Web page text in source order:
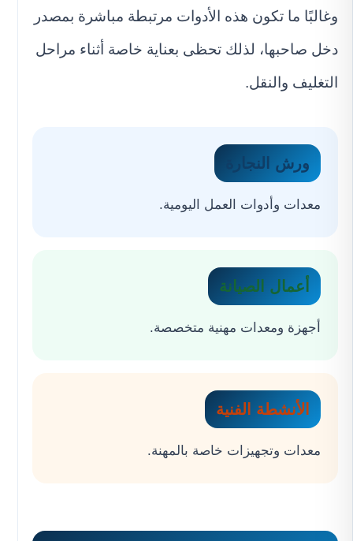
وغالبًا ما تكون هذه الأدوات مرتبطة مباشرة بمصدر
دخل صاحبها، لذلك تحظى بعناية خاصة أثناء مراحل
التغليف والنقل.
ورش النجارة
معدات وأدوات العمل اليومية.
أعمال الصيانة
أجهزة ومعدات مهنية متخصصة.
الأنشطة الفنية
معدات وتجهيزات خاصة بالمهنة.